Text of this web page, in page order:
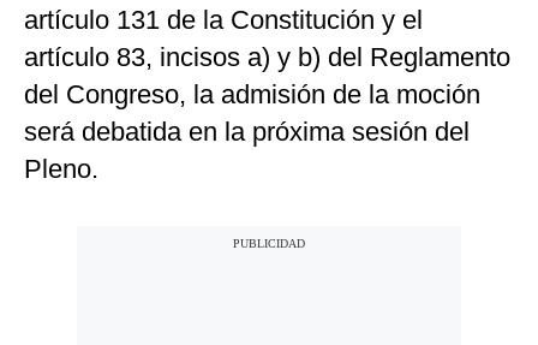
artículo 131 de la Constitución y el
artículo 83, incisos a) y b) del Reglamento
del Congreso, la admisión de la moción
será debatida en la próxima sesión del
Pleno.